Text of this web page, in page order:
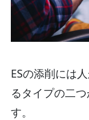
ESの添削には
るタイプの二
す。